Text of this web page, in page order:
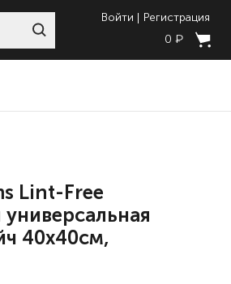
Войти
Регистрация
0 ₽
Lint-Free
40x40см,